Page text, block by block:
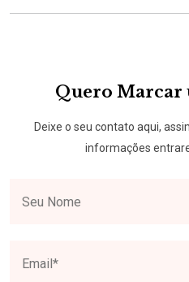
Quero Marcar
Deixe o seu contato aqui,
informações